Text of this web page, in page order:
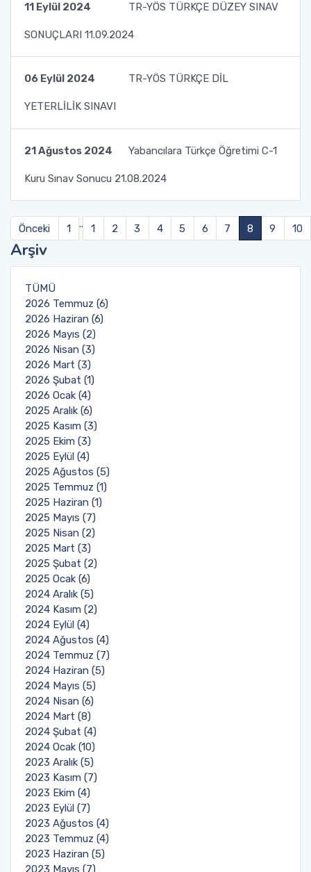
11 Eylül 2024 TR-YÖS TÜRKÇE DÜZEY SINAV
SONUÇLARI 11.09.2024
06 Eylül 2024 TR-YÖS TÜRKÇE DİL
YETERLİLİK SINAVI
21 Ağustos 2024 Yabancılara Türkçe Öğretimi C-1
Kuru Sınav Sonucu 21.08.2024
Önceki 1 .. 1 2 3 4 5 6 7 8 9 10
Arşiv
TÜMÜ
2026 Temmuz (6)
2026 Haziran (6)
2026 Mayıs (2)
2026 Nisan (3)
2026 Mart (3)
2026 Şubat (1)
2026 Ocak (4)
2025 Aralık (6)
2025 Kasım (3)
2025 Ekim (3)
2025 Eylül (4)
2025 Ağustos (5)
2025 Temmuz (1)
2025 Haziran (1)
2025 Mayıs (7)
2025 Nisan (2)
2025 Mart (3)
2025 Şubat (2)
2025 Ocak (6)
2024 Aralık (5)
2024 Kasım (2)
2024 Eylül (4)
2024 Ağustos (4)
2024 Temmuz (7)
2024 Haziran (5)
2024 Mayıs (5)
2024 Nisan (6)
2024 Mart (8)
2024 Şubat (4)
2024 Ocak (10)
2023 Aralık (5)
2023 Kasım (7)
2023 Ekim (4)
2023 Eylül (7)
2023 Ağustos (4)
2023 Temmuz (4)
2023 Haziran (5)
2023 Mayıs (7)